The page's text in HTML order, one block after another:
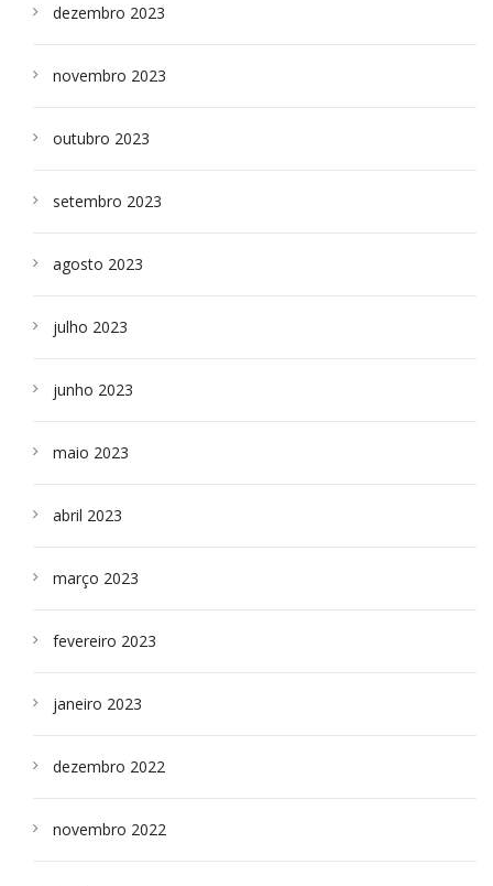
dezembro 2023
novembro 2023
outubro 2023
setembro 2023
agosto 2023
julho 2023
junho 2023
maio 2023
abril 2023
março 2023
fevereiro 2023
janeiro 2023
dezembro 2022
novembro 2022